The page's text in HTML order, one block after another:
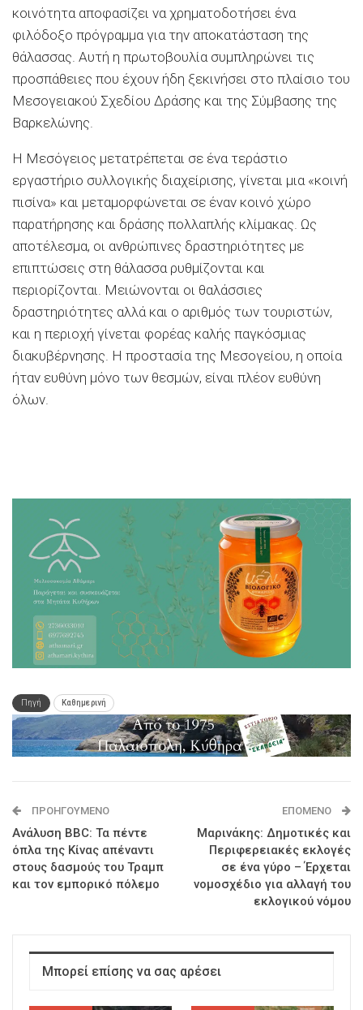
κοινότητα αποφασίζει να χρηματοδοτήσει ένα
φιλόδοξο πρόγραμμα για την αποκατάσταση της
θάλασσας. Αυτή η πρωτοβουλία συμπληρώνει τις
προσπάθειες που έχουν ήδη ξεκινήσει στο πλαίσιο του
Μεσογειακού Σχεδίου Δράσης και της Σύμβασης της
Βαρκελώνης.
Η Μεσόγειος μετατρέπεται σε ένα τεράστιο
εργαστήριο συλλογικής διαχείρισης, γίνεται μια «κοινή
πισίνα» και μεταμορφώνεται σε έναν κοινό χώρο
παρατήρησης και δράσης πολλαπλής κλίμακας. Ως
αποτέλεσμα, οι ανθρώπινες δραστηριότητες με
επιπτώσεις στη θάλασσα ρυθμίζονται και
περιορίζονται. Μειώνονται οι θαλάσσιες
δραστηριότητες αλλά και ο αριθμός των τουριστών,
και η περιοχή γίνεται φορέας καλής παγκόσμιας
διακυβέρνησης. Η προστασία της Μεσογείου, η οποία
ήταν ευθύνη μόνο των θεσμών, είναι πλέον ευθύνη
όλων.
Πηγή Καθημερινή
ΠΡΟΗΓΟΎΜΕΝΟ
Ανάλυση BBC: Τα πέντε
όπλα της Κίνας απέναντι
στους δασμούς του Τραμπ
και τον εμπορικό πόλεμο
ΕΠΌΜΕΝΟ
Μαρινάκης: Δημοτικές και
Περιφερειακές εκλογές
σε ένα γύρο – Έρχεται
νομοσχέδιο για αλλαγή του
εκλογικού νόμου
Μπορεί επίσης να σας αρέσει